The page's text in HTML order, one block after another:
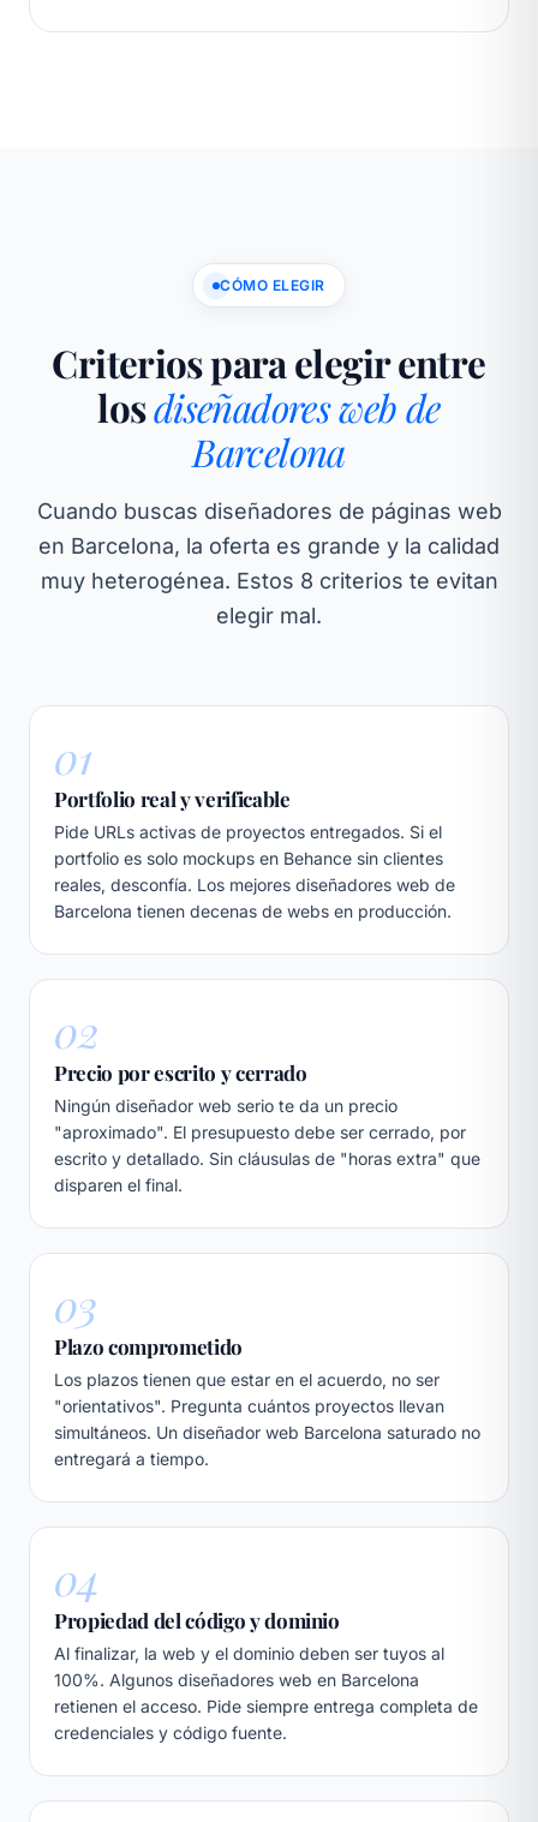
CÓMO ELEGIR
Criterios para elegir entre
losdiseñadores web de
Barcelona
Cuando buscas diseñadores de páginas web
en Barcelona, la oferta es grande y la calidad
muy heterogénea. Estos 8 criterios te evitan
elegir mal.
01
Portfolio real y verificable
Pide URLs activas de proyectos entregados. Si el
portfolio es solo mockups en Behance sin clientes
reales, desconfía. Los mejores diseñadores web de
Barcelona tienen decenas de webs en producción.
02
Precio por escrito y cerrado
Ningún diseñador web serio te da un precio
"aproximado". El presupuesto debe ser cerrado, por
escrito y detallado. Sin cláusulas de "horas extra" que
disparen el final.
03
Plazo comprometido
Los plazos tienen que estar en el acuerdo, no ser
"orientativos". Pregunta cuántos proyectos llevan
simultáneos. Un diseñador web Barcelona saturado no
entregará a tiempo.
04
Propiedad del código y dominio
Al finalizar, la web y el dominio deben ser tuyos al
100%. Algunos diseñadores web en Barcelona
retienen el acceso. Pide siempre entrega completa de
credenciales y código fuente.